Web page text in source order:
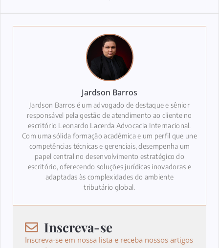
Jardson Barros
Jardson Barros é um advogado de destaque e sênior
responsável pela gestão de atendimento ao cliente no
escritório Leonardo Lacerda Advocacia Internacional.
Com uma sólida formação acadêmica e um perfil que une
competências técnicas e gerenciais, desempenha um
papel central no desenvolvimento estratégico do
escritório, oferecendo soluções jurídicas inovadoras e
adaptadas às complexidades do ambiente
tributário global.
Inscreva-se
Inscreva-se em nossa lista e receba nossos artigos